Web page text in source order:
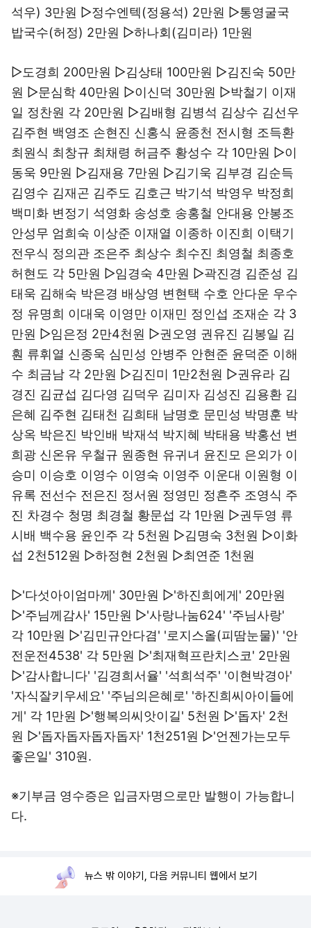
석우) 3만원 ▷정수엔텍(정용석) 2만원 ▷통영굴국
밥국수(허정) 2만원 ▷하나회(김미라) 1만원
▷도경희 200만원 ▷김상태 100만원 ▷김진숙 50만
원 ▷문심학 40만원 ▷이신덕 30만원 ▷박철기 이재
일 정찬원 각 20만원 ▷김배형 김병석 김상수 김선우
김주현 백영조 손현진 신홍식 윤종천 전시형 조득환
최원식 최창규 최채령 허금주 황성수 각 10만원 ▷이
동욱 9만원 ▷김재용 7만원 ▷김기욱 김부경 김순득
김영수 김재곤 김주도 김호근 박기석 박영우 박정희
백미화 변정기 석영화 송성호 송홍철 안대용 안봉조
안성무 엄희숙 이상준 이재열 이종하 이진희 이택기
전우식 정의관 조은주 최상수 최수진 최영철 최종호
허현도 각 5만원 ▷임경숙 4만원 ▷곽진경 김준성 김
태욱 김해숙 박은경 배상영 변현택 수호 안다운 우수
정 유명희 이대욱 이영만 이재민 정인섭 조재순 각 3
만원 ▷임은정 2만4천원 ▷권오영 권유진 김봉일 김
훤 류휘열 신종욱 심민성 안병주 안현준 윤덕준 이해
수 최금남 각 2만원 ▷김진미 1만2천원 ▷권유라 김
경진 김균섭 김다영 김덕우 김미자 김성진 김용환 김
은혜 김주현 김태천 김희태 남명호 문민성 박명훈 박
상옥 박은진 박인배 박재석 박지혜 박태용 박홍선 변
희광 신온유 우철규 원종현 유귀녀 윤진모 은외가 이
승미 이승호 이영수 이영숙 이영주 이운대 이원형 이
유록 전선수 전은진 정서원 정영민 정흔주 조영식 주
진 차경수 청명 최경철 황문섭 각 1만원 ▷권두영 류
시배 백수용 윤인주 각 5천원 ▷김명숙 3천원 ▷이화
섭 2천512원 ▷하정현 2천원 ▷최연준 1천원
▷'다섯아이엄마께' 30만원 ▷'하진희에게' 20만원
▷'주님께감사' 15만원 ▷'사랑나눔624' '주님사랑'
각 10만원 ▷'김민규안다겸' '로지스올(피땀눈물)' '안
전운전4538' 각 5만원 ▷'최재혁프란치스코' 2만원
▷'감사합니다' '김경희서율' '석희석주' '이현박경아'
'자식잘키우세요' '주님의은혜로' '하진희씨아이들에
게' 각 1만원 ▷'행복의씨앗이길' 5천원 ▷'돕자' 2천
원 ▷'돕자돕자돕자돕자' 1천251원 ▷'언젠가는모두
좋은일' 310원.
※기부금 영수증은 입금자명으로만 발행이 가능합니
다.
뉴스 밖 이야기, 다음 커뮤니티 웹에서 보기